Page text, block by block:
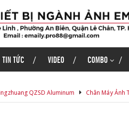
TIN TỨC VIDEO COMBO
QZSD Aluminum Chân Máy Ảnh